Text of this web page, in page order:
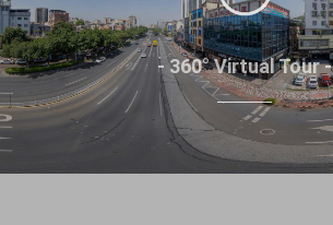
- 360° Virtual Tour -